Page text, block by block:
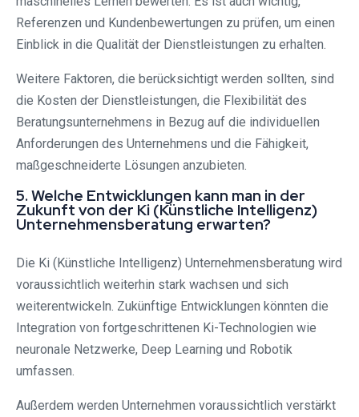
Referenzen und Kundenbewertungen zu prüfen, um einen
Einblick in die Qualität der Dienstleistungen zu erhalten.
Weitere Faktoren, die berücksichtigt werden sollten, sind
die Kosten der Dienstleistungen, die Flexibilität des
Beratungsunternehmens in Bezug auf die individuellen
Anforderungen des Unternehmens und die Fähigkeit,
maßgeschneiderte Lösungen anzubieten.
5. Welche Entwicklungen kann man in der
Zukunft von der Ki (Künstliche Intelligenz)
Unternehmensberatung erwarten?
Die Ki (Künstliche Intelligenz) Unternehmensberatung wird
voraussichtlich weiterhin stark wachsen und sich
weiterentwickeln. Zukünftige Entwicklungen könnten die
Integration von fortgeschrittenen Ki-Technologien wie
neuronale Netzwerke, Deep Learning und Robotik
umfassen.
Außerdem werden Unternehmen voraussichtlich verstärkt